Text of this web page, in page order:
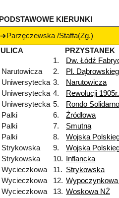
PODSTAWOWE KIERUNKI
Parzęczewska /Staffa(Zg.)
ULICA
PRZYSTANEK
1.
Dw. Łódź
Narutowicza
2. Pl.
Uniwersytecka 3. Narutowicza
Uniwersytecka 4. Rewolucji 1905r.
Uniwersytecka 5. Rondo
Palki
6. Źródłowa
Palki
7. Smutna
Palki
8. Wojska
Strykowska
9. Wojska
Strykowska
10. Inflancka
Wycieczkowa
11. Strykowska
Wycieczkowa
12.
Wycieczkowa
13. Woskowa NŻ